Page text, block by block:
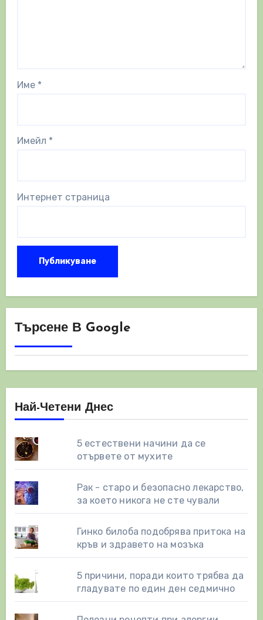
Име *
Имейл *
Интернет страница
Търсене В Google
Най-Четени Днес
5 естествени начини да се
отървете от мухите
Рак - старо и безопасно лекарство,
за което никога не сте чували
Гинко билоба подобрява притока на
кръв и здравето на мозъка
5 причини, поради които трябва да
гладувате по един ден седмично